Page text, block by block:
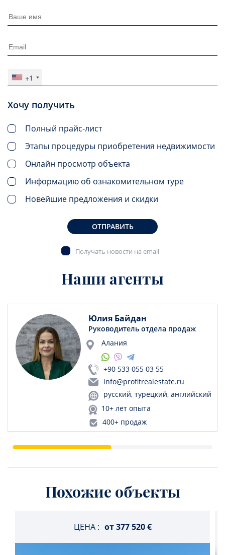
+1
Хочу получить
Полный прайс-лист
Этапы процедуры приобретения недвижимости
Онлайн просмотр объекта
Информацию об ознакомительном туре
Новейшие предложения и скидки
ОТПРАВИТЬ
Получать новости на email
Наши агенты
Юлия Байдан
Руководитель отдела продаж
Алания
+90 533 055 03 55
info@profitrealestate.ru
русский, турецкий, английский
10+ лет опыта
400+ продаж
Похожие объекты
ЦЕНА : от377 520 €